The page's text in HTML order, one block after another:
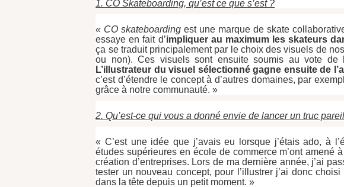
1. CO Skateboarding, qu’est ce que s’est ?
« CO skateboarding est une marque de skate
essaye en fait d’impliquer au maximum les skateurs
ça se traduit principalement par le choix des visuels de
L’illustrateur du visuel sélectionné gagne ensuite de
c’est d’étendre le concept à d’autres domaines, par
grâce à notre communauté. »
2. Qu’est-ce qui vous a donné envie de lancer un truc
« C’est une idée que j’avais eu lorsque j’étais ado, à
études supérieures en école de commerce m’ont amené
création d’entreprises. Lors de ma dernière année, j’ai
tester un nouveau concept, pour l’illustrer j’ai donc
dans la tête depuis un petit moment. »